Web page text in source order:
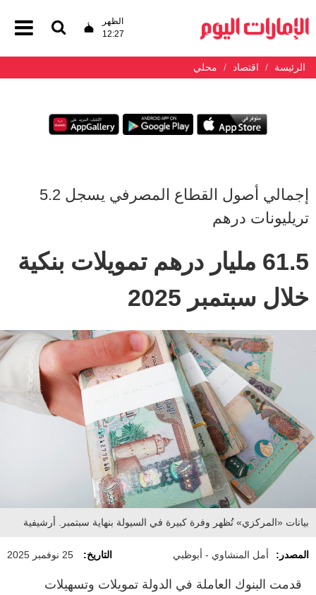
الظهر
12:27
الرئيسة اقتصاد محلي
إجمالي أصول القطاع المصرفي يسجل 5.2
تريليونات درهم
61.5 مليار درهم تمويلات بنكية
خلال سبتمبر 2025
بيانات «المركزي» تُظهر وفرة كبيرة في السيولة بنهاية سبتمبر. أرشيفية
المصدر: أمل المنشاوي - أبوظبي التاريخ: 25 نوفمبر 2025
قدمت البنوك العاملة في الدولة تمويلات وتسهيلات